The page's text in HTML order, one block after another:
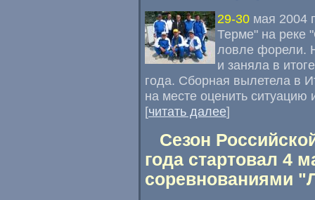
29-30 мая 2004
Терме" на реке
ловле форели.
и заняла в
года. Сборная вылетела в
на месте оценить ситуацию
[читать далее]
Сезон
года стартовал 4
соревнованиями